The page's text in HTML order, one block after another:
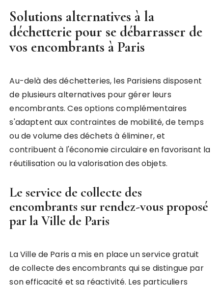
Solutions alternatives à la
déchetterie pour se débarrasser de
vos encombrants à Paris
Au-delà des déchetteries, les Parisiens disposent
de plusieurs alternatives pour gérer leurs
encombrants. Ces options complémentaires
s'adaptent aux contraintes de mobilité, de temps
ou de volume des déchets à éliminer, et
contribuent à l'économie circulaire en favorisant la
réutilisation ou la valorisation des objets.
Le service de collecte des
encombrants sur rendez-vous proposé
par la Ville de Paris
La Ville de Paris a mis en place un service gratuit
de collecte des encombrants qui se distingue par
son efficacité et sa réactivité. Les particuliers